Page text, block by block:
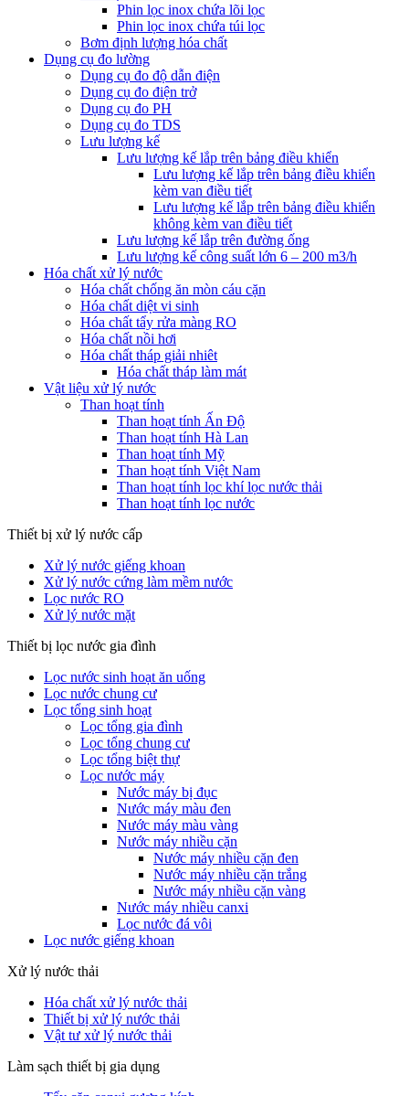
Phin lọc inox chứa lõi lọc
Phin lọc inox chứa túi lọc
Bơm định lượng hóa chất
Dụng cụ đo lường
Dụng cụ đo độ dẫn điện
Dụng cụ đo điện trở
Dụng cụ đo PH
Dụng cụ đo TDS
Lưu lượng kế
Lưu lượng kế lắp trên bảng điều khiển
Lưu lượng kế lắp trên bảng điều khiển
kèm van điều tiết
Lưu lượng kế lắp trên bảng điều khiển
không kèm van điều tiết
Lưu lượng kế lắp trên đường ống
Lưu lượng kế công suất lớn 6 – 200 m3/h
Hóa chất xử lý nước
Hóa chất chống ăn mòn cáu cặn
Hóa chất diệt vi sinh
Hóa chất tẩy rửa màng RO
Hóa chất nồi hơi
Hóa chất tháp giải nhiêt
Hóa chất tháp làm mát
Vật liệu xử lý nước
Than hoạt tính
Than hoạt tính Ấn Độ
Than hoạt tính Hà Lan
Than hoạt tính Mỹ
Than hoạt tính Việt Nam
Than hoạt tính lọc khí lọc nước thải
Than hoạt tính lọc nước
Thiết bị xử lý nước cấp
Xử lý nước giếng khoan
Xử lý nước cứng làm mềm nước
Lọc nước RO
Xử lý nước mặt
Thiết bị lọc nước gia đình
Lọc nước sinh hoạt ăn uống
Lọc nước chung cư
Lọc tổng sinh hoạt
Lọc tổng gia đình
Lọc tổng chung cư
Lọc tổng biệt thự
Lọc nước máy
Nước máy bị đục
Nước máy màu đen
Nước máy màu vàng
Nước máy nhiều cặn
Nước máy nhiều cặn đen
Nước máy nhiều cặn trắng
Nước máy nhiều cặn vàng
Nước máy nhiều canxi
Lọc nước đá vôi
Lọc nước giếng khoan
Xử lý nước thải
Hóa chất xử lý nước thải
Thiết bị xử lý nước thải
Vật tư xử lý nước thải
Làm sạch thiết bị gia dụng